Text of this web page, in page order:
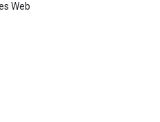
Web